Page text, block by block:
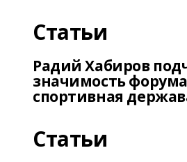
Статьи
Радий Хабиров
значимость форума
спортивная
Статьи